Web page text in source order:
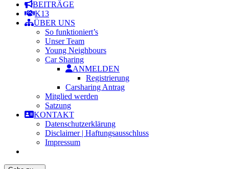
BEITRÄGE
K13
ÜBER UNS
So funktioniert’s
Unser Team
Young Neighbours
Car Sharing
ANMELDEN
Registrierung
Carsharing Antrag
Mitglied werden
Satzung
KONTAKT
Datenschutzerklärung
Disclaimer | Haftungsausschluss
Impressum